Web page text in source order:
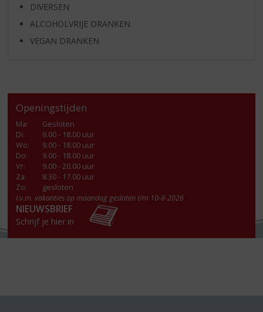
DIVERSEN
ALCOHOLVRIJE DRANKEN
VEGAN DRANKEN
Openingstijden
Ma:
Gesloten
Di:
9.00 - 18.00 uur
Wo:
9.00 - 18.00 uur
Do:
9.00 - 18.00 uur
Vr:
9.00 - 20.00 uur
Za:
8.30 - 17.00 uur
Zo:
gesloten
I.v.m. vakanties op maandag gesloten t/m 10-8-2026
NIEUWSBRIEF
Schrijf je hier in